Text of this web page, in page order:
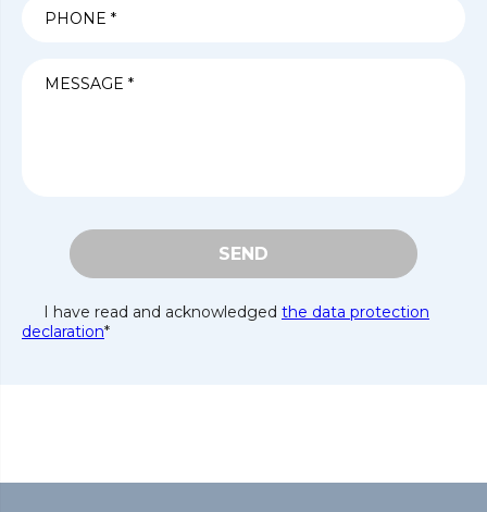
SEND
I have read and acknowledged the data protection
declaration*